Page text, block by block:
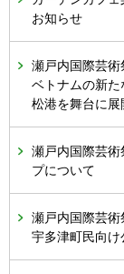
お知らせ
瀬戸内国際芸
ベトナムの新
松港を舞台に
瀬戸内国際芸
プについて
瀬戸内国際芸
宇多津町民向